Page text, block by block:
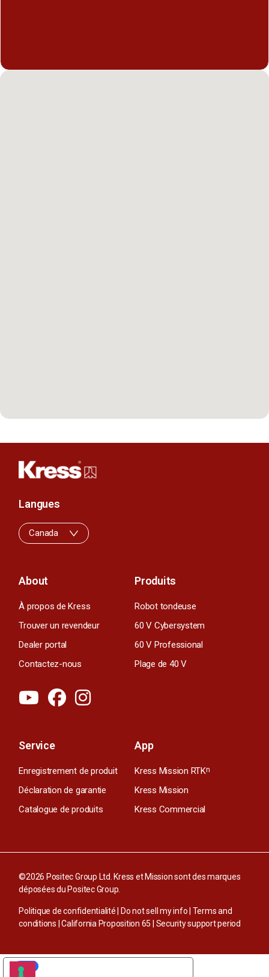
About
À propos de Kress
Trouver un revendeur
Dealer portal
Contactez-nous
Produits
Robot tondeuse
60 V Cybersystem
60 V Professional
Plage de 40 V
Service
Enregistrement de produit
Déclaration de garantie
Catalogue de produits
App
Kress Mission RTKn
Kress Mission
Kress Commercial
Langues
Canada
©2026 Positec Group Ltd. Kress et Mission sont des marques
déposées du Positec Group.
Politique de confidentialité Do not sell my info Terms and
conditions |California Proposition 65 Security support period